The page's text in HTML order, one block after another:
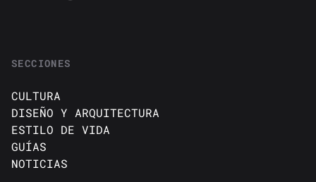
SECCIONES
CULTURA
DISEÑO Y ARQUITECTURA
ESTILO DE VIDA
GUÍAS
NOTICIAS